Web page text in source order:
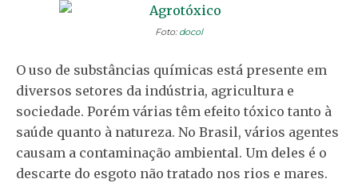
Foto: docol
O uso de substâncias químicas está presente em
diversos setores da indústria, agricultura e
sociedade. Porém várias têm efeito tóxico tanto à
saúde quanto à natureza. No Brasil, vários agentes
causam a contaminação ambiental. Um deles é o
descarte do esgoto não tratado nos rios e mares.